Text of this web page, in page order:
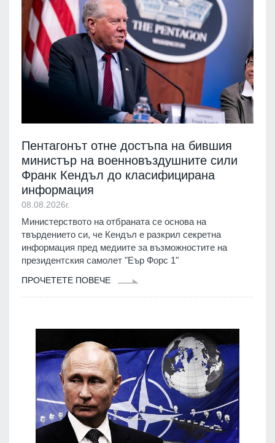
Пентагонът отне достъпа на бившия
министър на военновъздушните сили
Франк Кендъл до класифицирана
информация
08.08.2026г.
Министерството на отбраната се основа на
твърдението си, че Кендъл е разкрил секретна
информация пред медиите за възможностите на
президентския самолет "Еър Форс 1"
ПРОЧЕТЕТЕ ПОВЕЧЕ